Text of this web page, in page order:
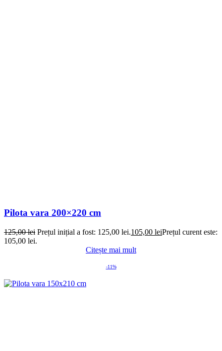
Pilota vara 200×220 cm
125,00lei Prețul inițial a fost: 125,00 lei.105,00 leiPrețul curent este:
105,00 lei.
Citește mai mult
-11%